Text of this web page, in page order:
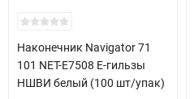
Наконечник Navigator 71
101 NET-E7508 Е-гильзы
НШВИ белый (100 шт/упак)